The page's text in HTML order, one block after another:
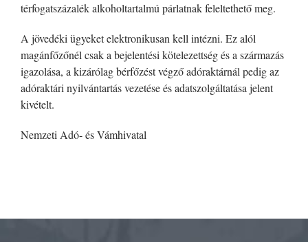
térfogatszázalék alkoholtartalmú párlatnak feleltethető meg.
A jövedéki ügyeket elektronikusan kell intézni. Ez alól
magánfőzőnél csak a bejelentési kötelezettség és a származás
igazolása, a kizárólag bérfőzést végző adóraktárnál pedig az
adóraktári nyilvántartás vezetése és adatszolgáltatása jelent
kivételt.
Nemzeti Adó- és Vámhivatal